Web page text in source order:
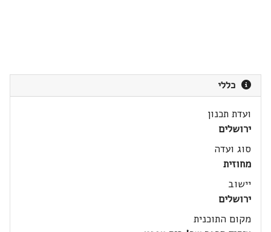
כללי
ועדת תכנון
ירושלים
סוג ועדה
מחוזית
יישוב
ירושלים
מקום התוכנית